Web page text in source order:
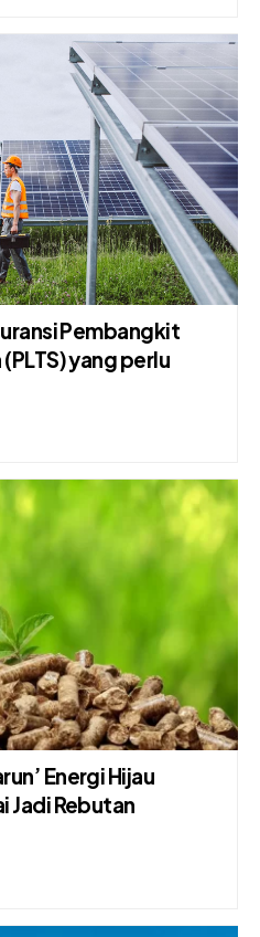
Pembangkit
yang perlu
Energi Hijau
Jadi Rebutan